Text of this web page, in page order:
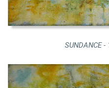
SUNDANCE